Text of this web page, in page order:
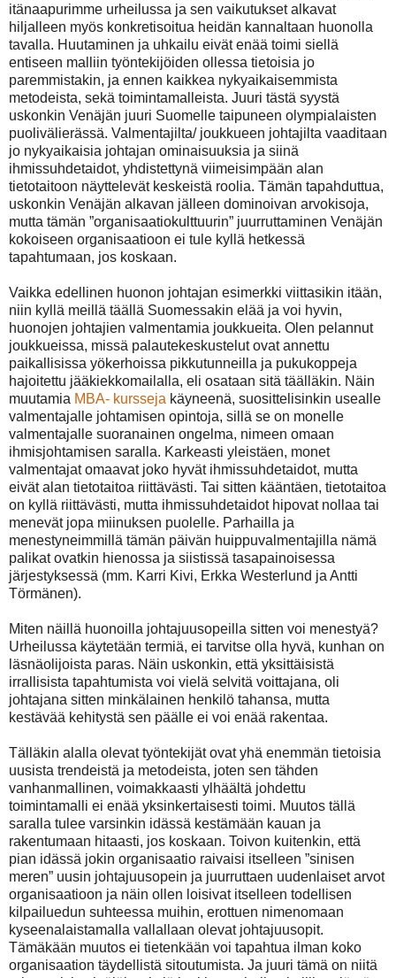
itänaapurimme urheilussa ja sen vaikutukset alkavat
hiljalleen myös konkretisoitua heidän kannaltaan huonolla
tavalla. Huutaminen ja uhkailu eivät enää toimi siellä
entiseen malliin työntekijöiden ollessa tietoisia jo
paremmistakin, ja ennen kaikkea nykyaikaisemmista
metodeista, sekä toimintamalleista. Juuri tästä syystä
uskonkin Venäjän juuri Suomelle taipuneen olympialaisten
puolivälierässä. Valmentajilta/ joukkueen johtajilta vaaditaan
jo nykyaikaisia johtajan ominaisuuksia ja siinä
ihmissuhdetaidot, yhdistettynä viimeisimpään alan
tietotaitoon näyttelevät keskeistä roolia. Tämän tapahduttua,
uskonkin Venäjän alkavan jälleen dominoivan arvokisoja,
mutta tämän ”organisaatiokulttuurin” juurruttaminen Venäjän
kokoiseen organisaatioon ei tule kyllä hetkessä
tapahtumaan, jos koskaan.
Vaikka edellinen huonon johtajan esimerkki viittasikin itään,
niin kyllä meillä täällä Suomessakin elää ja voi hyvin,
huonojen johtajien valmentamia joukkueita. Olen pelannut
joukkueissa, missä palautekeskustelut ovat annettu
paikallisissa yökerhoissa pikkutunneilla ja pukukoppeja
hajoitettu jääkiekkomailalla, eli osataan sitä täälläkin. Näin
muutamia MBA- kursseja käyneenä, suosittelisinkin usealle
valmentajalle johtamisen opintoja, sillä se on monelle
valmentajalle suoranainen ongelma, nimeen omaan
ihmisjohtamisen saralla. Karkeasti yleistäen, monet
valmentajat omaavat joko hyvät ihmissuhdetaidot, mutta
eivät alan tietotaitoa riittävästi. Tai sitten kääntäen, tietotaitoa
on kyllä riittävästi, mutta ihmissuhdetaidot hipovat nollaa tai
menevät jopa miinuksen puolelle. Parhailla ja
menestyneimmillä tämän päivän huippuvalmentajilla nämä
palikat ovatkin hienossa ja siistissä tasapainoisessa
järjestyksessä (mm. Karri Kivi, Erkka Westerlund ja Antti
Törmänen).
Miten näillä huonoilla johtajuusopeilla sitten voi menestyä?
Urheilussa käytetään termiä, ei tarvitse olla hyvä, kunhan on
läsnäolijoista paras. Näin uskonkin, että yksittäisistä
irrallisista tapahtumista voi vielä selvitä voittajana, oli
johtajana sitten minkälainen henkilö tahansa, mutta
kestävää kehitystä sen päälle ei voi enää rakentaa.
Tälläkin alalla olevat työntekijät ovat yhä enemmän tietoisia
uusista trendeistä ja metodeista, joten sen tähden
vanhanmallinen, voimakkaasti ylhäältä johdettu
toimintamalli ei enää yksinkertaisesti toimi. Muutos tällä
saralla tulee varsinkin idässä kestämään kauan ja
rakentumaan hitaasti, jos koskaan. Toivon kuitenkin, että
pian idässä jokin organisaatio raivaisi itselleen ”sinisen
meren” uusin johtajuusopein ja juurruttaen uudenlaiset arvot
organisaatioon ja näin ollen loisivat itselleen todellisen
kilpailuedun suhteessa muihin, erottuen nimenomaan
kyseenalaistamalla vallallaan olevat johtajuusopit.
Tämäkään muutos ei tietenkään voi tapahtua ilman koko
organisaation täydellistä sitoutumista. Ja juuri tämä on niitä